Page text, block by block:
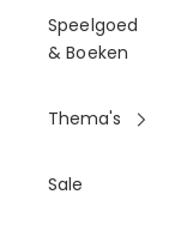
Speelgoed
& Boeken
Thema's
Sale